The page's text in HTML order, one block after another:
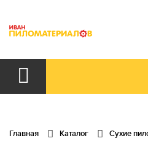
Главная Каталог Сухие